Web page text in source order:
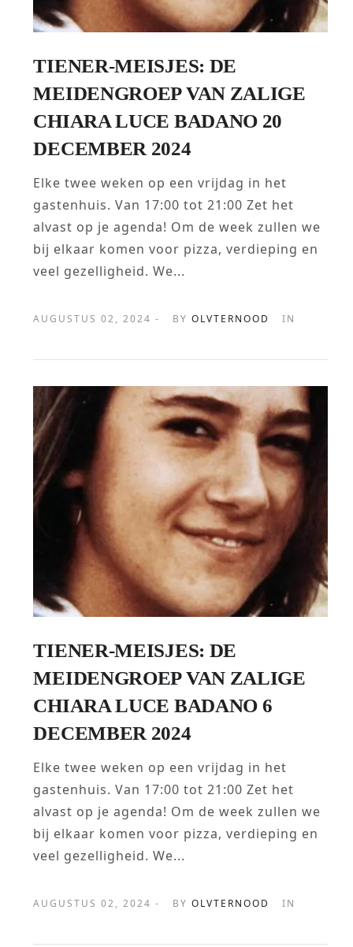
TIENER-MEISJES: DE
MEIDENGROEP VAN ZALIGE
CHIARA LUCE BADANO 20
DECEMBER 2024
Elke twee weken op een vrijdag in het
gastenhuis. Van 17:00 tot 21:00 Zet het
alvast op je agenda! Om de week zullen we
bij elkaar komen voor pizza, verdieping en
veel gezelligheid. We...
AUGUSTUS 02, 2024 - BYOLVTERNOOD IN
TIENER-MEISJES: DE
MEIDENGROEP VAN ZALIGE
CHIARA LUCE BADANO 6
DECEMBER 2024
Elke twee weken op een vrijdag in het
gastenhuis. Van 17:00 tot 21:00 Zet het
alvast op je agenda! Om de week zullen we
bij elkaar komen voor pizza, verdieping en
veel gezelligheid. We...
AUGUSTUS 02, 2024 - BYOLVTERNOOD IN